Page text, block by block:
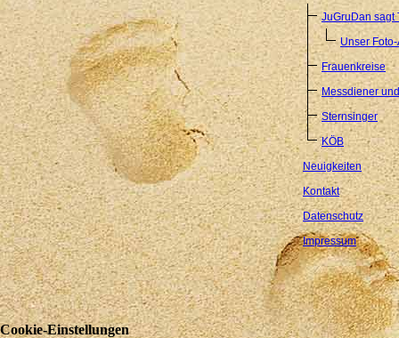
JuGruDan sagt
Unser
Frauenkreise
Messdiener
Sternsinger
KÖB
Neuigkeiten
Kontakt
Datenschutz
Impressum
Cookie-Einstellungen